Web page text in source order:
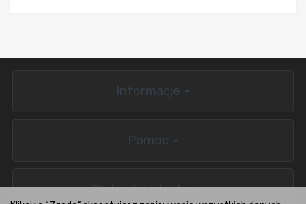
Informacje
Pomoc
Płatności i dostawa